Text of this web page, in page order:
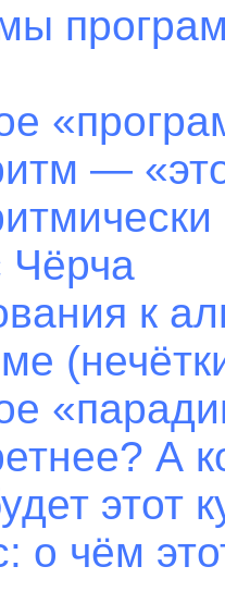
—
Чёрча
к
А
этот
о чём